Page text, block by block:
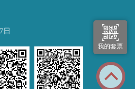
日
我的套票